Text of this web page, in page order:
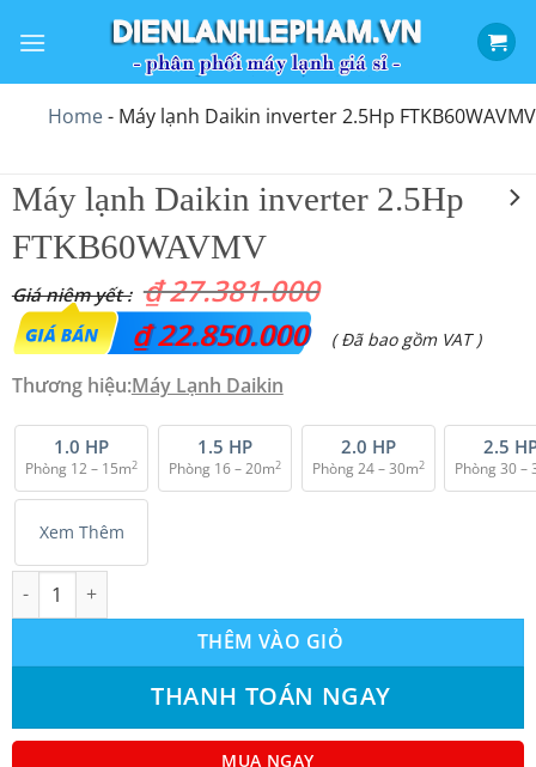
qua
Home- Máy lạnh Daikin inverter 2.5Hp FTKB60WAVMV
Máy lạnh Daikin inverter 2.5Hp
FTKB60WAVMV
₫27.381.000
Giá
gốc
₫ 27.381.000.
₫22.850.000
Giá
là:
₫ 22.850.000.
( Đã bao gồm VAT )
Thương hiệu:Máy Lạnh Daikin
1.0 HP
Phòng 12 – 15m2
1.5 HP
Phòng 16 – 20m2
2.0 HP
Phòng 24 – 30m2
2.5
Phòng 30 –
Xem Thêm
Máy lạnh Daikin inverter 2.5Hp FTKB60WAVMV số lượng
THÊM VÀO GIỎ
THANH TOÁN NGAY
MUA NGAY